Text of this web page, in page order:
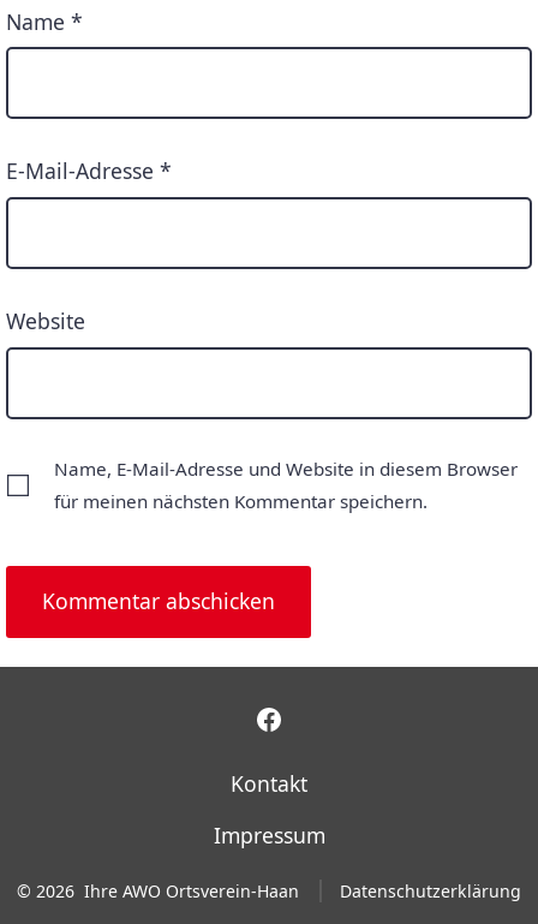
Name*
E-Mail-Adresse*
Website
Name, E-Mail-Adresse und Website in diesem Browser
für meinen nächsten Kommentar speichern.
Facebook
in
Tab
öffnen
Kontakt
Impressum
© 2026Ihre AWO Ortsverein-Haan Datenschutzerklärung